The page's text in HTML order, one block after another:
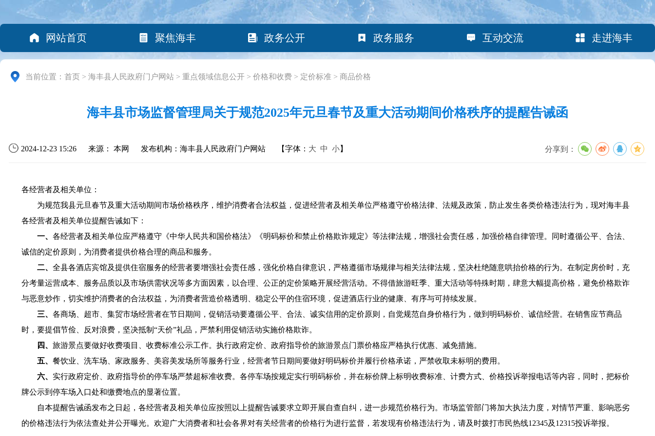
网站首页 聚焦海丰 政务公开 政务服务 互动交流 走进海丰
当前位置： 首页 > 海丰县人民政府门户网站 > 重点领域信息公开 > 价格和收费 > 定价标准 > 商品价格
海丰县市场监督管理局关于规范2025年元旦春节及重大活动期间价格秩序的提醒告诫函
2024-12-23 15:26 来源： 本网 发布机构：海丰县人民政府门户网站 【字体： 大 中 小】 分享到：
各经营者及相关单位：
为规范我县元旦春节及重大活动期间市场价格秩序，维护消费者合法权益，促进经营者及相关单位严格遵守价格法律、法规及政策，防止发生各类价格违法行为，现对海丰县
各经营者及相关单位提醒告诫如下：
一、各经营者及相关单位应严格遵守《中华人民共和国价格法》《明码标价和禁止价格欺诈规定》等法律法规，增强社会责任感，加强价格自律管理。同时遵循公平、合法、
诚信的定价原则，为消费者提供价格合理的商品和服务。
二、全县各酒店宾馆及提供住宿服务的经营者要增强社会责任感，强化价格自律意识，严格遵循市场规律与相关法律法规，坚决杜绝随意哄抬价格的行为。在制定房价时，充
分考量运营成本、服务品质以及市场供需状况等多方面因素，以合理、公正的定价策略开展经营活动。不得借旅游旺季、重大活动等特殊时期，肆意大幅提高价格，避免价格欺诈
与恶意炒作，切实维护消费者的合法权益，为消费者营造价格透明、稳定公平的住宿环境，促进酒店行业的健康、有序与可持续发展。
三、各商场、超市、集贸市场经营者在节日期间，促销活动要遵循公平、合法、诚实信用的定价原则，自觉规范自身价格行为，做到明码标价、诚信经营。在销售应节商品
时，要提倡节俭、反对浪费，坚决抵制“天价”礼品，严禁利用促销活动实施价格欺诈。
四、旅游景点要做好收费项目、收费标准公示工作。执行政府定价、政府指导价的旅游景点门票价格应严格执行优惠、减免措施。
五、餐饮业、洗车场、家政服务、美容美发场所等服务行业，经营者节日期间要做好明码标价并履行价格承诺，严禁收取未标明的费用。
六、 实行政府定价、政府指导价的停车场严禁超标准收费。各停车场按规定实行明码标价，并在标价牌上标明收费标准、计费方式、价格投诉举报电话等内容，同时，把标价
牌公示到停车场入口处和缴费地点的显著位置。
自本提醒告诫函发布之日起，各经营者及相关单位应按照以上提醒告诫要求立即开展自查自纠，进一步规范价格行为。市场监管部门将加大执法力度，对情节严重、影响恶劣
的价格违法行为依法查处并公开曝光。欢迎广大消费者和社会各界对有关经营者的价格行为进行监督，若发现有价格违法行为，请及时拨打市民热线12345及12315投诉举报。